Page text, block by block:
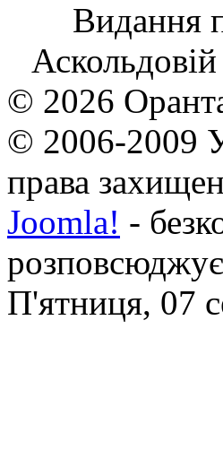
Видання
© 2026
© 2006-2009
права
Joomla! -
П'ятниця, 07